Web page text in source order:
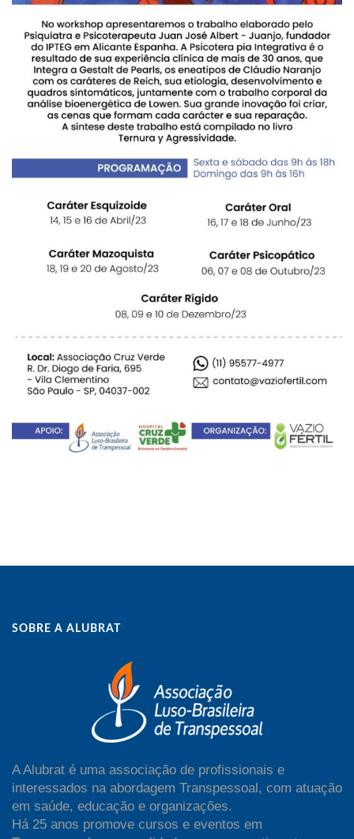
SOBRE A ALUBRAT
A Alubrat é uma associação de profissionais e
interessados na abordagem Transpessoal, com atuação
em saúde, educação e organizações.
Há 25 anos promove cursos e eventos em